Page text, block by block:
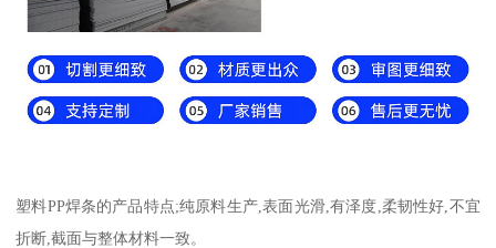
塑料PP焊条的产品特点;纯原料生产,表面光滑,有泽度,柔韧性好,不宜
折断,截面与整体材料一致。